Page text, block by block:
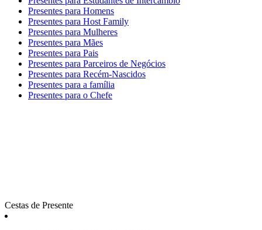
Presentes para Homens
Presentes para Host Family
Presentes para Mulheres
Presentes para Mães
Presentes para Pais
Presentes para Parceiros de Negócios
Presentes para Recém-Nascidos
Presentes para a família
Presentes para o Chefe
Cestas de Presente